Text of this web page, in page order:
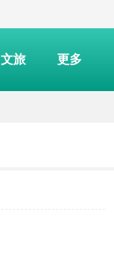
文旅 更多